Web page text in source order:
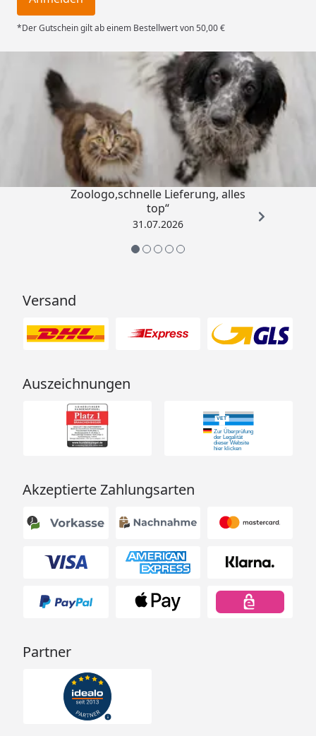
*Der Gutschein gilt ab einem Bestellwert von 50,00 €
Trusted Shops
4,73/ 5
„Gute Erfahrung mit
Zoologo,schnelle Lieferung, alles
top“
31.07.2026
Versand
Auszeichnungen
Akzeptierte Zahlungsarten
Partner